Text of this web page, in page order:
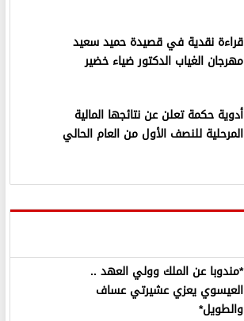
قراءة نقدية في قصيدة حميد سعيد
مهرجان الغياب الدكتور ضياء خضير
أدوية حكمة تعلن عن نتائجها المالية
المرحلية للنصف الأول من العام الحالي
*مندوبا عن الملك وولي العهد ..
العيسوي يعزي عشيرتي عساف
والطويل*